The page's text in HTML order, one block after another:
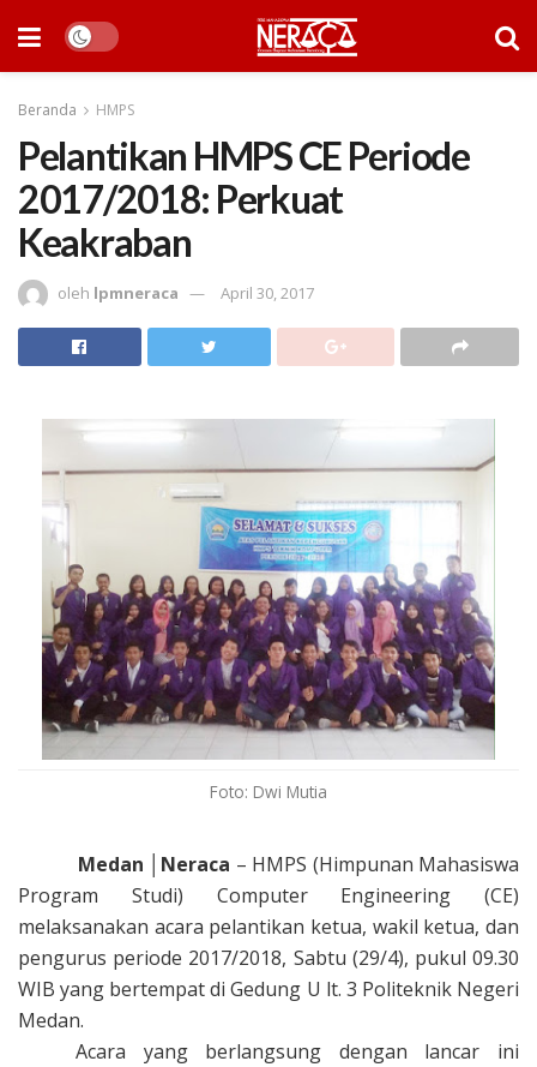
Beranda HMPS
Pelantikan HMPS CE Periode
2017/2018: Perkuat
Keakraban
oleh lpmneraca April 30, 2017
Foto: Dwi Mutia
Medan Neraca – HMPS (Himpunan Mahasiswa
Program Studi) Computer Engineering
(CE)
melaksanakan acara pelantikan ketua, wakil ketua, dan
pengurus periode 2017/2018, Sabtu (29/4), pukul 09.30
WIByang bertempat di Gedung U lt. 3 Politeknik Negeri
Medan.
Acara yang berlangsung dengan lancar ini